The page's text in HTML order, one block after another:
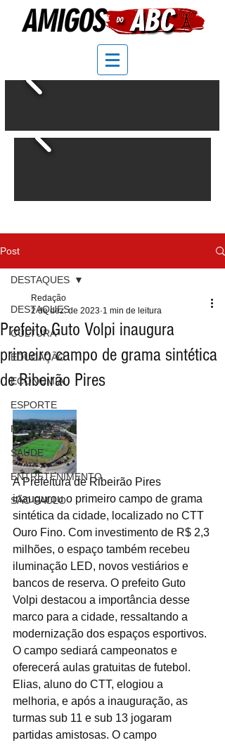
Post
DESTAQUES
CULTURA
EDUCAÇÃO
ECONOMIA
ESPORTE
POLÍTICA
SAÚDE
ENTRETENIMENTO
SÃO PAULO
DESTAQUES
Prefeito Guto Volpi inaugura
primeiro campo de grama sintética
de Ribeirão Pires
Redação
2 de dez. de 2023 1 min de leitura
A Prefeitura de Ribeirão Pires
inaugurou o primeiro campo de grama
sintética da cidade, localizado no CTT
Ouro Fino. Com investimento de R$ 2,3
milhões, o espaço também recebeu
iluminação LED, novos vestiários e
bancos de reserva. O prefeito Guto
Volpi destacou a importância desse
marco para a cidade, ressaltando a
modernização dos espaços esportivos.
O campo sediará campeonatos e
oferecerá aulas gratuitas de futebol.
Elias, aluno do CTT, elogiou a
melhoria, e após a inauguração, as
turmas sub 11 e sub 13 jogaram
partidas amistosas. O campo